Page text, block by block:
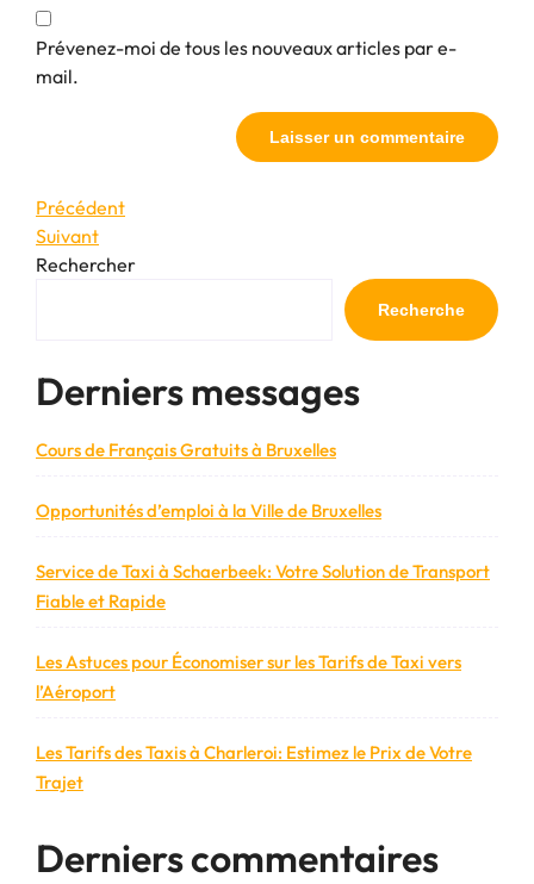
Prévenez-moi de tous les nouveaux articles par e-
mail.
Navigation
de
Article
précédent
Précédent
Article
suivant
Suivant
Rechercher
Recherche
Derniers messages
Cours de Français Gratuits à Bruxelles
Opportunités d’emploi à la Ville de Bruxelles
Service de Taxi à Schaerbeek: Votre Solution de Transport
Fiable et Rapide
Les Astuces pour Économiser sur les Tarifs de Taxi vers
l’Aéroport
Les Tarifs des Taxis à Charleroi: Estimez le Prix de Votre
Trajet
Derniers commentaires